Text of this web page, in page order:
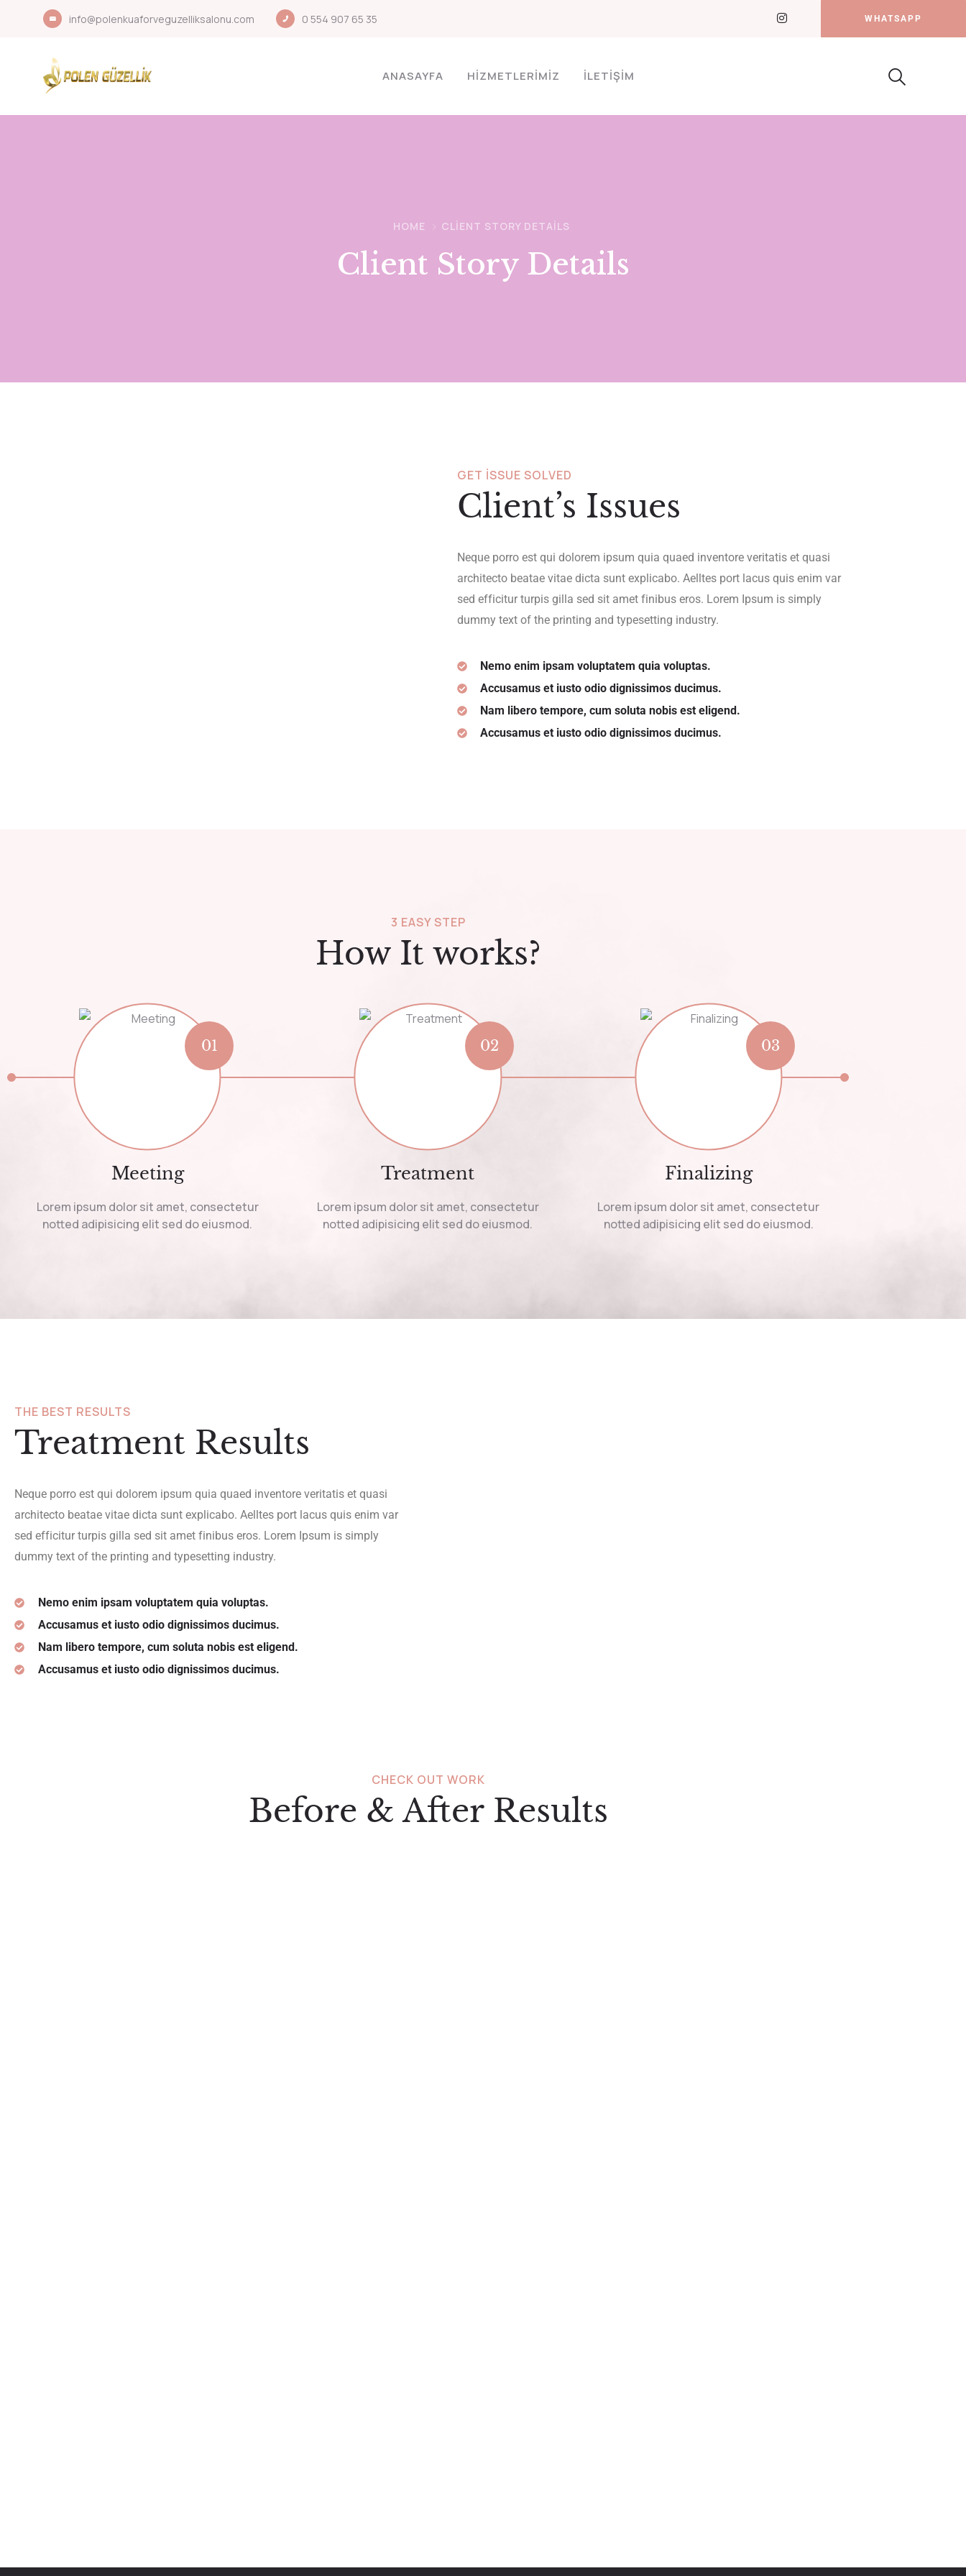
info@polenkuaforveguzelliksalonu.com 0 554 907 65 35 WHATSAPP
ANASAYFA HİZMETLERİMİZ İLETİŞİM
HOME CLIENT STORY DETAILS
Client Story Details
GET ISSUE SOLVED
Client’s Issues
Neque porro est qui dolorem ipsum quia quaed inventore veritatis et quasi
architecto beatae vitae dicta sunt explicabo. Aelltes port lacus quis enim var
sed efficitur turpis gilla sed sit amet finibus eros. Lorem Ipsum is simply
dummy text of the printing and typesetting industry.
Nemo enim ipsam voluptatem quia voluptas.
Accusamus et iusto odio dignissimos ducimus.
Nam libero tempore, cum soluta nobis est eligend.
Accusamus et iusto odio dignissimos ducimus.
3 EASY STEP
How It works?
01
Meeting
Lorem ipsum dolor sit amet, consectetur
notted adipisicing elit sed do eiusmod.
02
Treatment
Lorem ipsum dolor sit amet, consectetur
notted adipisicing elit sed do eiusmod.
03
Finalizing
Lorem ipsum dolor sit amet, consectetur
notted adipisicing elit sed do eiusmod.
THE BEST RESULTS
Treatment Results
Neque porro est qui dolorem ipsum quia quaed inventore veritatis et quasi
architecto beatae vitae dicta sunt explicabo. Aelltes port lacus quis enim var
sed efficitur turpis gilla sed sit amet finibus eros. Lorem Ipsum is simply
dummy text of the printing and typesetting industry.
Nemo enim ipsam voluptatem quia voluptas.
Accusamus et iusto odio dignissimos ducimus.
Nam libero tempore, cum soluta nobis est eligend.
Accusamus et iusto odio dignissimos ducimus.
CHECK OUT WORK
Before & After Results